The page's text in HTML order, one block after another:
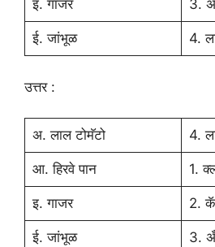
इ. गाजर 3.
ई. जांभूळ 4.
उत्तर :
अ. लाल टोमॅटो 4.
आ. हिरवे पान 1.
इ. गाजर 2.
ई. जांभूळ 3.